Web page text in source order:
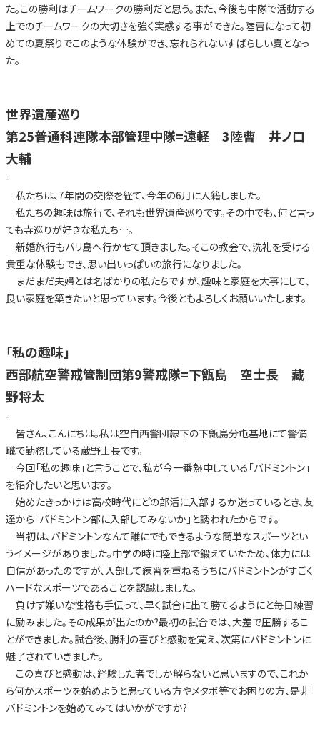
た。この勝利はチームワークの勝利だと思う。また、今後も中隊で活動する
上でのチームワークの大切さを強く実感する事ができた。陸曹になって初
めての夏祭りでこのような体験ができ、忘れられないすばらしい夏となっ
た。
世界遺産巡り
第25普通科連隊本部管理中隊=遠軽 3陸曹 井ノ口
大輔
-
私たちは、7年間の交際を経て、今年の6月に入籍しました。
私たちの趣味は旅行で、それも世界遺産巡りです。その中でも、何と言っ
ても寺巡りが好きな私たち…。
新婚旅行もバリ島へ行かせて頂きました。そこの教会で、洗礼を受ける
貴重な体験もでき、思い出いっぱいの旅行になりました。
まだまだ夫婦とは名ばかりの私たちですが、趣味と家庭を大事にして、
良い家庭を築きたいと思っています。今後ともよろしくお願いいたします。
「私の趣味」
西部航空警戒管制団第9警戒隊=下甑島 空士長 藏
野将太
-
皆さん、こんにちは。私は空自西警団隷下の下甑島分屯基地にて警備
職で勤務している蔵野士長です。
今回「私の趣味」と言うことで、私が今一番熱中している「バドミントン」
を紹介したいと思います。
始めたきっかけは高校時代にどの部活に入部するか迷っているとき、友
達から「バドミントン部に入部してみないか」と誘われたからです。
当初は、バドミントンなんて誰にでもできるような簡単なスポーツとい
うイメージがありました。中学の時に陸上部で鍛えていたため、体力には
自信があったのですが、入部して練習を重ねるうちにバドミントンがすごく
ハードなスポーツであることを認識しました。
負けず嫌いな性格も手伝って、早く試合に出て勝てるようにと毎日練習
に励みました。その成果が出たのか?最初の試合では、大差で圧勝するこ
とができました。試合後、勝利の喜びと感動を覚え、次第にバドミントンに
魅了されていきました。
この喜びと感動は、経験した者でしか解らないと思いますので、これか
ら何かスポーツを始めようと思っている方やメタボ等でお困りの方、是非
バドミントンを始めてみてはいかがですか?